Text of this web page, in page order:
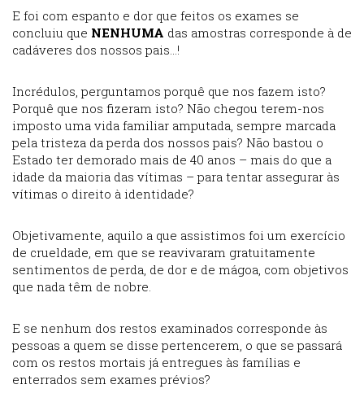
E foi com espanto e dor que feitos os exames se
concluiu que NENHUMA das amostras corresponde à de
cadáveres dos nossos pais…!
Incrédulos, perguntamos porquê que nos fazem isto?
Porquê que nos fizeram isto? Não chegou terem-nos
imposto uma vida familiar amputada, sempre marcada
pela tristeza da perda dos nossos pais? Não bastou o
Estado ter demorado mais de 40 anos – mais do que a
idade da maioria das vítimas – para tentar assegurar às
vítimas o direito à identidade?
Objetivamente, aquilo a que assistimos foi um exercício
de crueldade, em que se reavivaram gratuitamente
sentimentos de perda, de dor e de mágoa, com objetivos
que nada têm de nobre.
E se nenhum dos restos examinados corresponde às
pessoas a quem se disse pertencerem, o que se passará
com os restos mortais já entregues às famílias e
enterrados sem exames prévios?